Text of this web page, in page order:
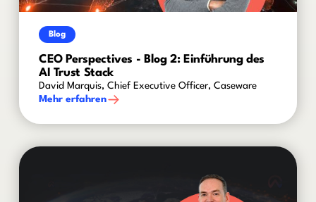
Blog
CEO Perspectives - Blog 2: Einführung des
AI Trust Stack
David Marquis, Chief Executive Officer, Caseware
Mehr erfahren